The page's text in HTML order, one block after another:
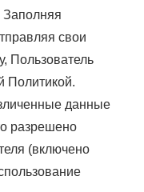
Заполняя
свои
Пользователь
Политикой.
данные
разрешено
(включено